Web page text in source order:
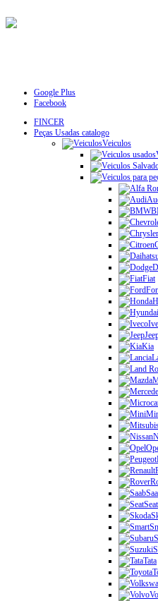
Google Plus
Facebook
FINCER
Peças Usadas catalogo
Veiculos
Fiat
Kia
Seat
Tata